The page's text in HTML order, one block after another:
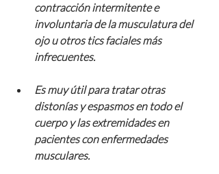
contracción intermitente e
involuntaria de la musculatura del
ojo u otros tics faciales más
infrecuentes.
Es muy útil para tratar otras
distonías y espasmos en todo el
cuerpo y las extremidades en
pacientes con enfermedades
musculares.